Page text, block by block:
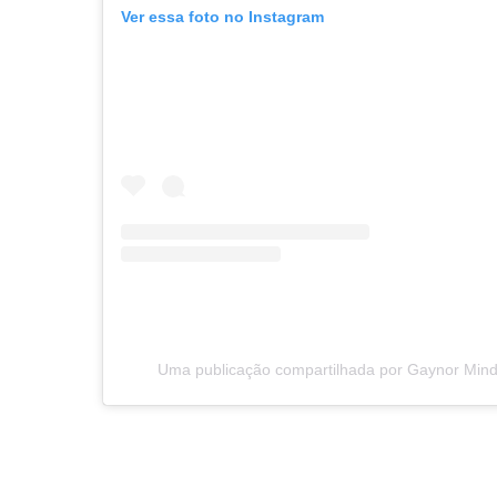
Ver essa foto no Instagram
Uma publicação compartilhada por Gaynor